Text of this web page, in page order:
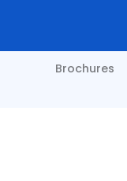
Brochures